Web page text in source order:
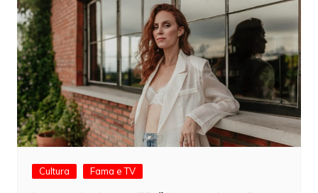
Cultura Fama e TV